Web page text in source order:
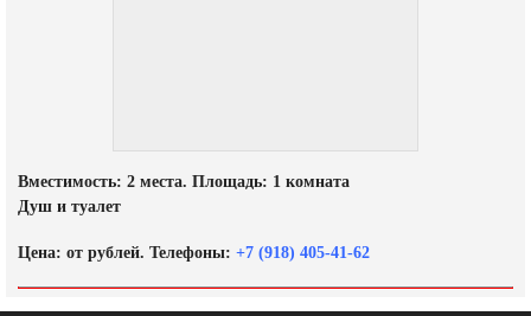
Вместимость: 2 места. Площадь: 1 комната
Душ и туалет
Цена: от рублей. Телефоны: +7 (918) 405-41-62